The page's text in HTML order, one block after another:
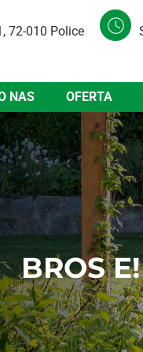
72-010 Police
NAS OFERTA
BROS